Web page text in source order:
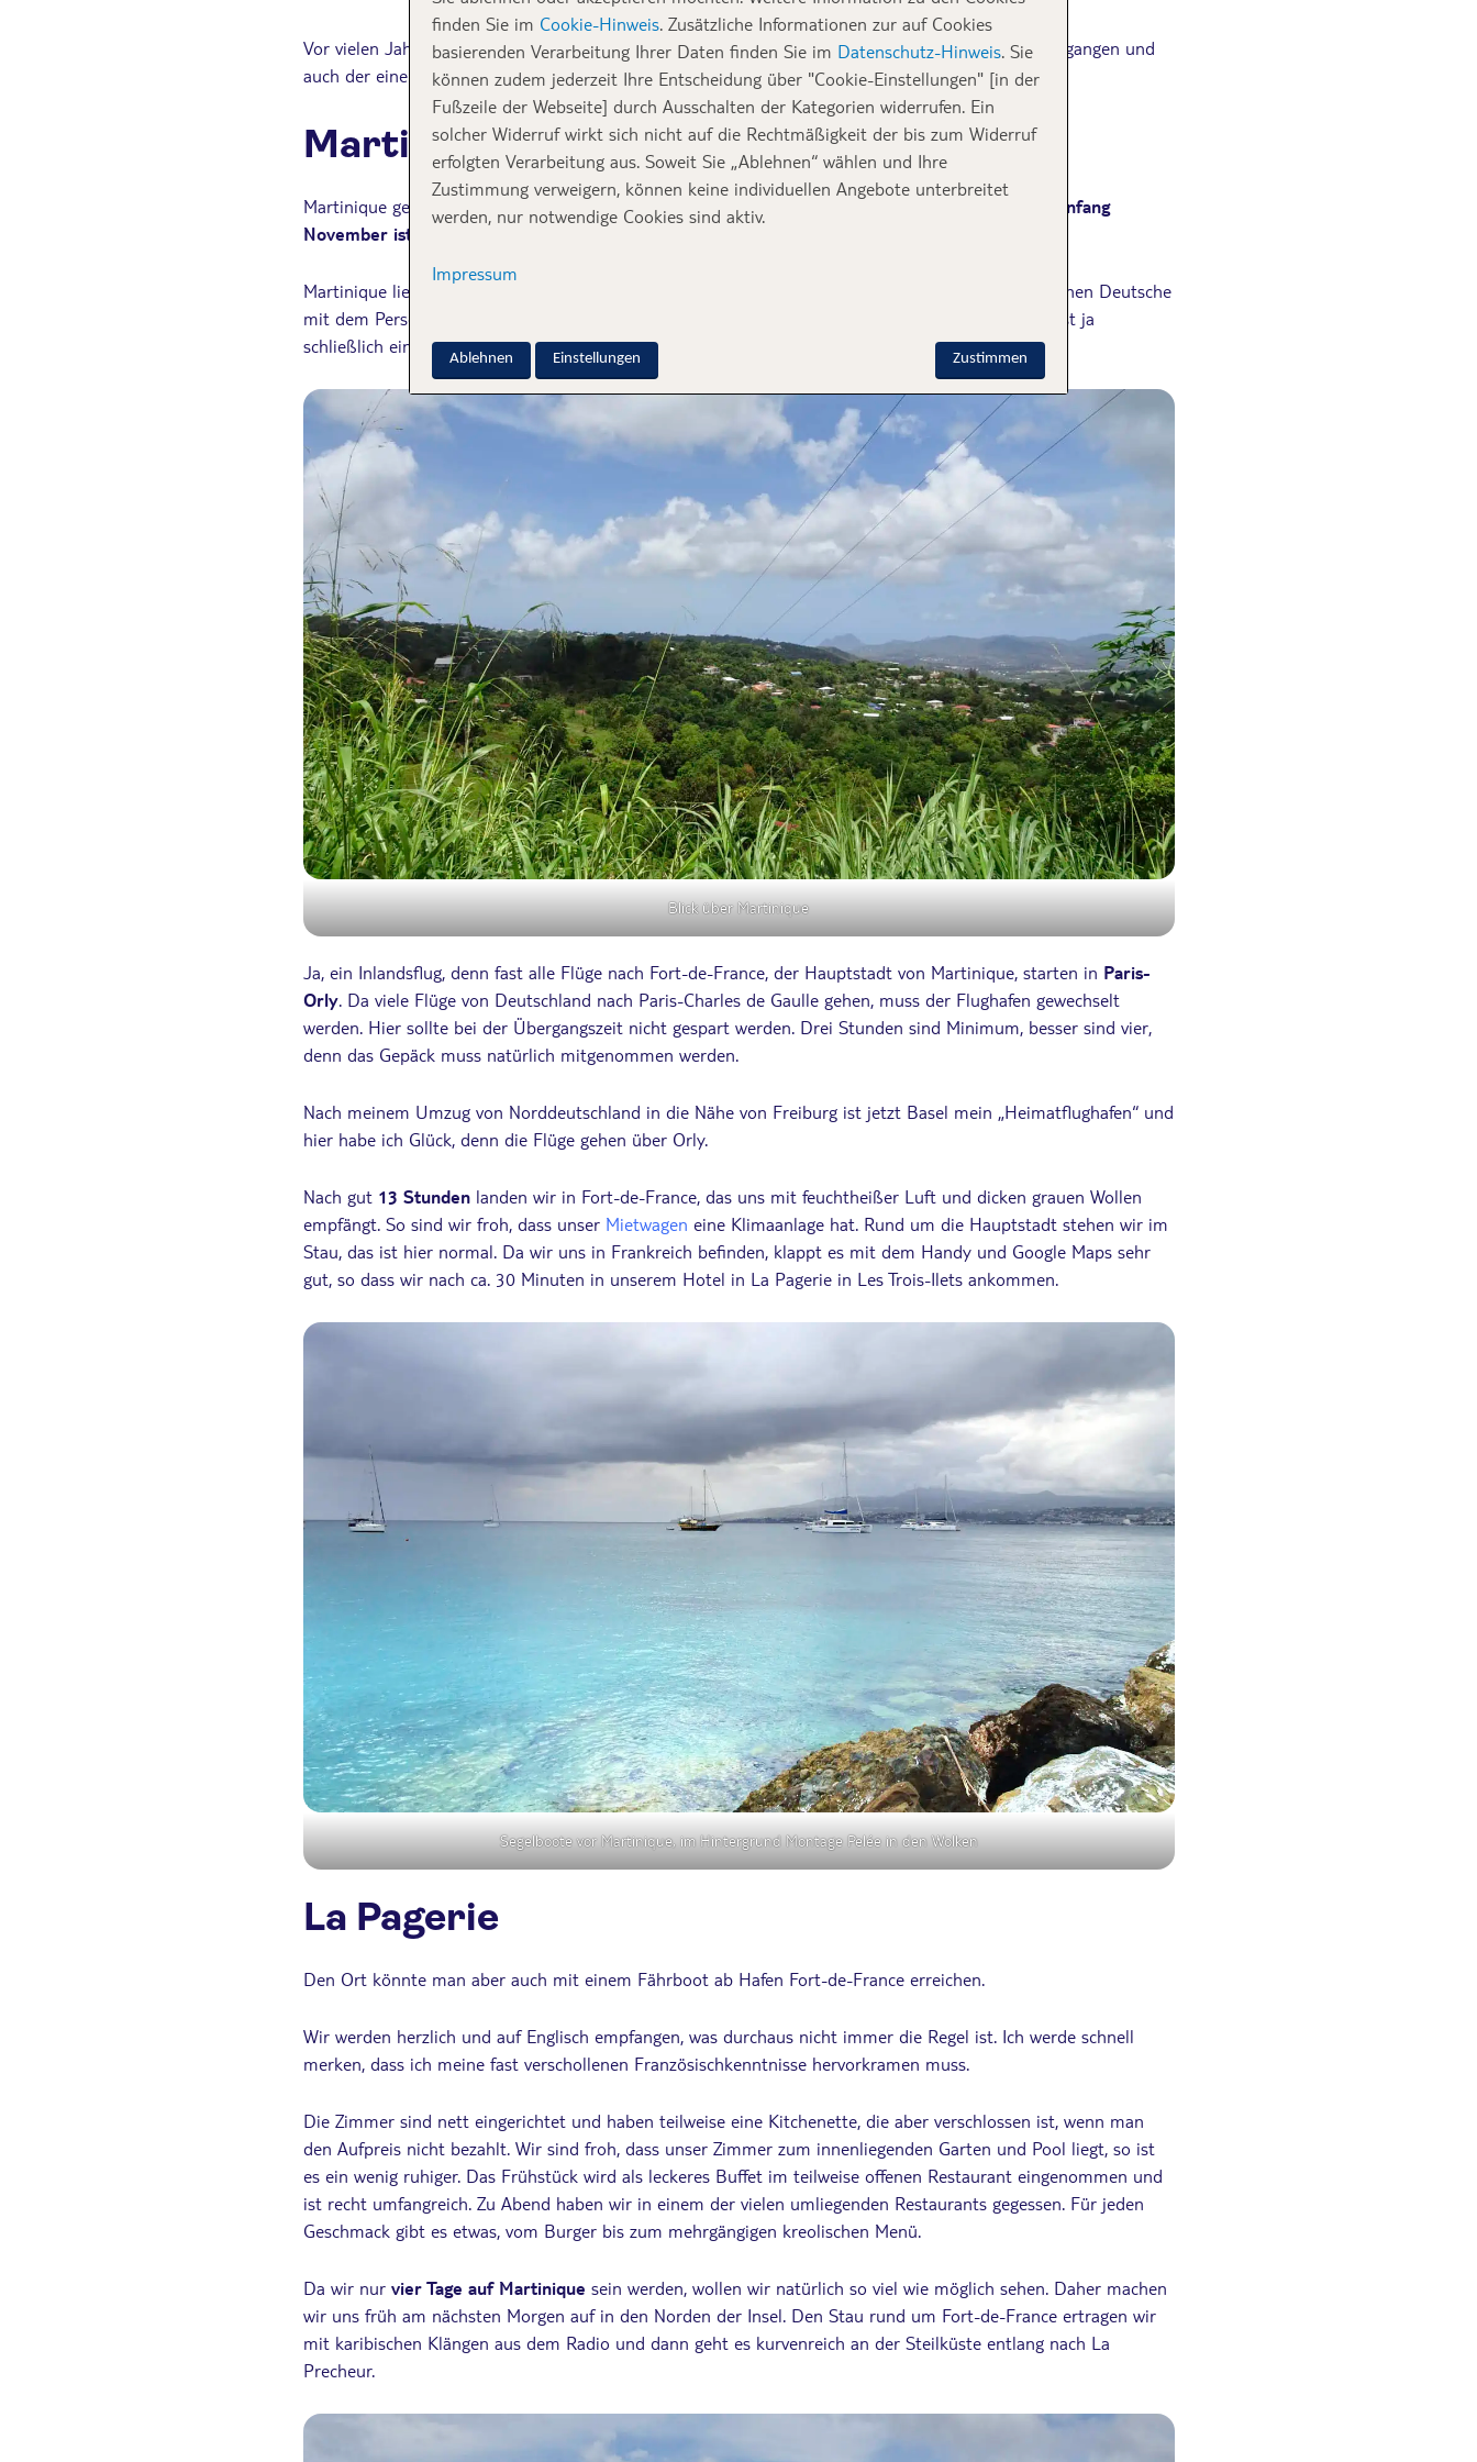
Vor vielen Jahren bin ich einmal für ein paar Tage aufMartiniquegewesen. Seitdem ist viel Zeit vergangen und
auch der eine oder andere Hurrikan über diese Region der Karibik gebraust.
Martinique
Martinique gehört zu den Kleinen Antillen, den Inseln über dem Wind, d.h. von
ca. Mitte Mai bis Anfang
November ist hier die Hurrikan Saison
Martinique liegt zwischen Dominica und St. Lucia und gehört tatsächlich zu Frankreich. Damit können Deutsche
mit dem Personalausweis einreisen und werden auch für gewöhnlich gar nicht danach gefragt. Es ist ja
schließlich ein Inlandsflug!
Blick über Martinique
Ja, ein Inlandsflug, denn fast alle Flüge nach Fort-de-France, der Hauptstadt von Martinique, starten in Paris-
Orly. Da viele Flüge von Deutschland nach Paris-Charles de Gaulle gehen, muss der Flughafen gewechselt
werden. Hier sollte bei der Übergangszeit nicht gespart werden. Drei Stunden sind Minimum, besser sind vier,
denn das Gepäck muss natürlich mitgenommen werden.
Nach meinem Umzug von Norddeutschland in die Nähe von Freiburg ist jetzt Basel mein „Heimatflughafen“ und
hier habe ich Glück, denn die Flüge gehen über Orly.
Nach gut 13 Stundenlanden wir in Fort-de-France, das uns mit feuchtheißer Luft und dicken grauen Wollen
empfängt. So sind wir froh, dass unser Mietwagen eine Klimaanlage hat. Rund um die Hauptstadt stehen wir im
Stau, das ist hier normal. Da wir uns in Frankreich befinden, klappt es mit dem Handy und Google Maps sehr
gut, so dass wir nach ca. 30 Minuten in unserem Hotel in La Pagerie in Les Trois-Ilets ankommen.
Segelboote vor Martinique, im Hintergrund Montage Pelée in den Wolken
La Pagerie
Den Ort könnte man aber auch mit einem Fährboot ab Hafen Fort-de-France erreichen.
Wir werden herzlich und auf Englisch empfangen, was durchaus nicht immer die Regel ist. Ich werde schnell
merken, dass ich meine fast verschollenen Französischkenntnisse hervorkramen muss.
Die Zimmer sind nett eingerichtet und haben teilweise eine Kitchenette, die aber verschlossen ist, wenn man
den Aufpreis nicht bezahlt. Wir sind froh, dass unser Zimmer zum innenliegenden Garten und Pool liegt, so ist
es ein wenig ruhiger. Das Frühstück wird als leckeres Buffet im teilweise offenen Restaurant eingenommen und
ist recht umfangreich. Zu Abend haben wir in einem der vielen umliegenden Restaurants gegessen. Für jeden
Geschmack gibt es etwas, vom Burger bis zum mehrgängigen kreolischen Menü.
Da wir nur vier Tage auf Martinique sein werden, wollen wir natürlich so viel wie möglich sehen. Daher machen
wir uns früh am nächsten Morgen auf in den Norden der Insel. Den Stau rund um Fort-de-France ertragen wir
mit karibischen Klängen aus dem Radio und dann geht es kurvenreich an der Steilküste entlang nach La
Precheur.
finden Sie im Cookie-Hinweis. Zusätzliche Informationen zur auf Cookies
basierenden Verarbeitung Ihrer Daten finden Sie im Datenschutz-Hinweis. Sie
können zudem jederzeit Ihre Entscheidung über "Cookie-Einstellungen" [in der
Fußzeile der Webseite] durch Ausschalten der Kategorien widerrufen. Ein
solcher Widerruf wirkt sich nicht auf die Rechtmäßigkeit der bis zum Widerruf
erfolgten Verarbeitung aus. Soweit Sie „Ablehnen“ wählen und Ihre
Zustimmung verweigern, können keine individuellen Angebote unterbreitet
werden, nur notwendige Cookies sind aktiv.
Impressum
Zustimmen
Ablehnen Einstellungen